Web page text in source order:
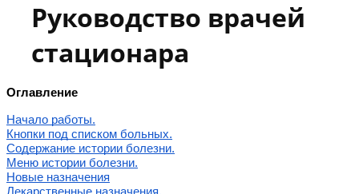
Руководство врачей
стационара
Оглавление
Начало работы.
Кнопки под списком больных.
Содержание истории болезни.
Меню истории болезни.
Новые назначения
Лекарственные назначения.